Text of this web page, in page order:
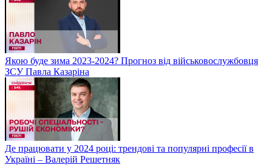
Якою буде зима 2023-2024? Прогноз від військовослужбовця
ЗСУ Павла Казаріна
Де працювати у 2024 році: трендові та популярні професії в
Україні – Валерій Решетняк